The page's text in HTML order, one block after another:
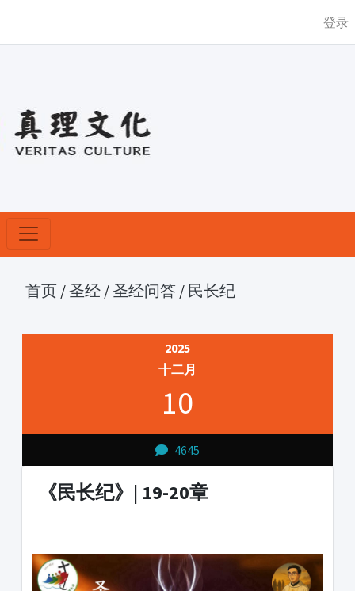
登录
首页 /圣经 /圣经问答 / 民长纪
2025
十二月
10
4645
《民长纪》| 19-20章